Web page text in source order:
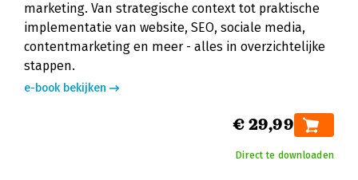
marketing. Van strategische context tot praktische
implementatie van website, SEO, sociale media,
contentmarketing en meer - alles in overzichtelijke
stappen.
e-book bekijken
€ 29,99
Direct te downloaden